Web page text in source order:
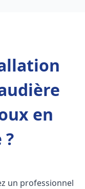
en
?
un professionnel